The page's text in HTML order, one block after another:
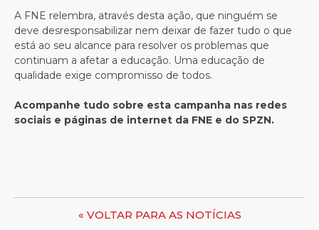
A FNE relembra, através desta ação, que ninguém se
deve desresponsabilizar nem deixar de fazer tudo o que
está ao seu alcance para resolver os problemas que
continuam a afetar a educação. Uma educação de
qualidade exige compromisso de todos.
Acompanhe tudo sobre esta campanha nas redes
sociais e páginas de internet da FNE e do SPZN.
« VOLTAR PARA AS NOTÍCIAS